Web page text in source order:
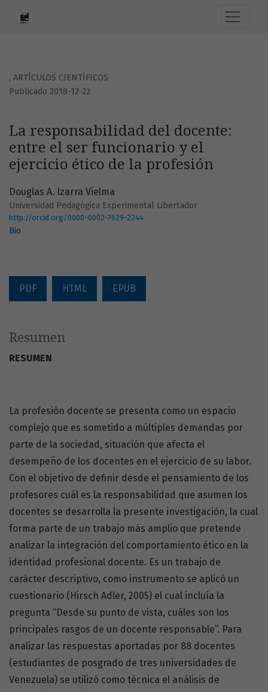
, ARTÍCULOS CIENTÍFICOS
La responsabilidad del docente:
entre el ser funcionario y el
ejercicio ético de la profesión
Publicado 2018-12-22
Douglas A. Izarra Vielma
Universidad Pedagógica Experimental Libertador
http://orcid.org/0000-0002-7629-2244
Bio
PDF HTML EPUB
Resumen
RESUMEN
La profesión docente se presenta como un espacio
complejo que es sometido a múltiples demandas por
parte de la sociedad, situación que afecta el
desempeño de los docentes en el ejercicio de su labor.
Con el objetivo de definir desde el pensamiento de los
profesores cuál es la responsabilidad que asumen los
docentes se desarrolla la presente investigación, la cual
forma parte de un trabajo más amplio que pretende
analizar la integración del comportamiento ético en la
identidad profesional docente. Es un trabajo de
carácter descriptivo, como instrumento se aplicó un
cuestionario (Hirsch Adler, 2005) el cual incluía la
pregunta “Desde su punto de vista, cuáles son los
principales rasgos de un docente responsable”. Para
analizar las respuestas aportadas por 88 docentes
(estudiantes de posgrado de tres universidades de
Venezuela) se utilizó como técnica el análisis de